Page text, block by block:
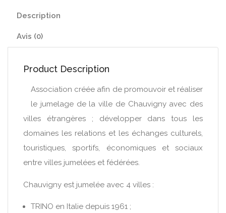
Description
Avis (0)
Product Description
Association créée afin de promouvoir et réaliser
le jumelage de la ville de Chauvigny avec des
villes étrangères ; développer dans tous les
domaines les relations et les échanges culturels,
touristiques, sportifs, économiques et sociaux
entre villes jumelées et fédérées.
Chauvigny est jumelée avec 4 villes :
TRINO en Italie depuis 1961 ;